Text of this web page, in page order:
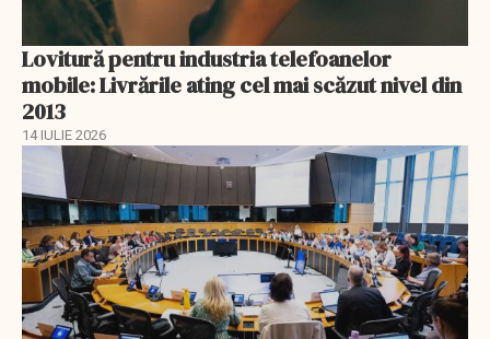
Lovitură pentru industria telefoanelor
mobile: Livrările ating cel mai scăzut nivel din
2013
14 IULIE 2026